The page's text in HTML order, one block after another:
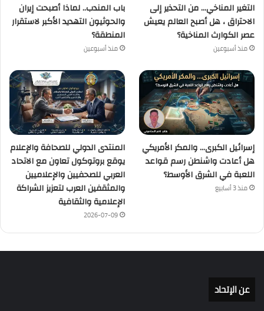
التغير المناخي… من التحذير إلى
الاحتراق ، هل أصبح العالم يعيش
عصر الكوارث المناخية؟
منذ أسبوعين
باب المندب.. لماذا أصبحت إيران
والحوثيون التهديد الأكبر لاستقرار
المنطقة؟
منذ أسبوعين
إسرائيل الكبرى… والمكر الأمريكي
هل أعادت واشنطن رسم قواعد
اللعبة في الشرق الأوسط؟
منذ 3 أسابيع
المنتدى الدولي للصحافة والإعلام
يوقع بروتوكول تعاون مع الاتحاد
العربي للصحفيين والإعلاميين
والمثقفين العرب لتعزيز الشراكة
الإعلامية والثقافية
2026-07-09
عن الإتحاد